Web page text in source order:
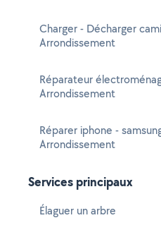
Charger - Décharger
Arrondissement
Réparateur
Arrondissement
Réparer iphone -
Arrondissement
Services principaux
Élaguer un arbre